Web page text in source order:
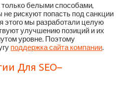
белыми способами,
рискуют попасть под санкции
этого мы разработали целую
улучшению позиций и их
уровне. Поэтому
поддержка сайта компании.
Для SEO–